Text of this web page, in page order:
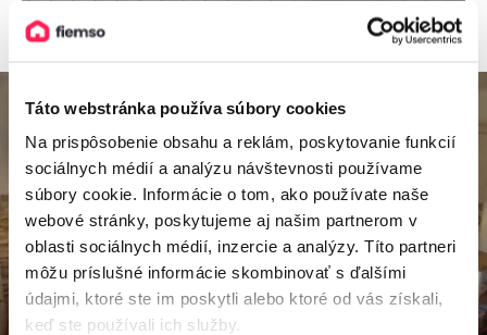
Táto webstránka používa súbory cookies
Na prispôsobenie obsahu a reklám, poskytovanie funkcií
sociálnych médií a analýzu návštevnosti používame
súbory cookie. Informácie o tom, ako používate naše
webové stránky, poskytujeme aj našim partnerom v
oblasti sociálnych médií, inzercie a analýzy. Títo partneri
môžu príslušné informácie skombinovať s ďalšími
údajmi, ktoré ste im poskytli alebo ktoré od vás získali,
keď ste používali ich služby.